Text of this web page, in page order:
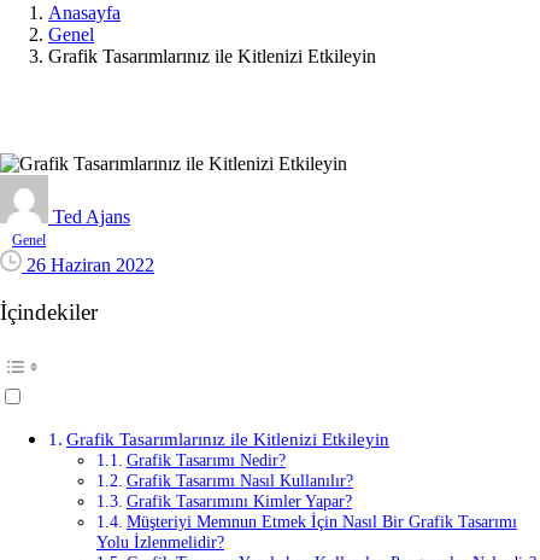
Anasayfa
Genel
Grafik Tasarımlarınız ile Kitlenizi Etkileyin
Ted Ajans
Genel
26 Haziran 2022
İçindekiler
Grafik Tasarımlarınız ile Kitlenizi Etkileyin
Grafik Tasarımı Nedir?
Grafik Tasarımı Nasıl Kullanılır?
Grafik Tasarımını Kimler Yapar?
Müşteriyi Memnun Etmek İçin Nasıl Bir Grafik Tasarımı
Yolu İzlenmelidir?